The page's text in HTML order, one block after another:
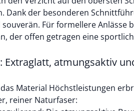
Dank der besonderen
Für formellere Anlässe
der offen getragen eine
Extraglatt, atmungsaktiv
Material Höchstleistungen
reiner Naturfaser: